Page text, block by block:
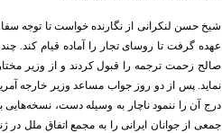
شیخ حسن لنکرانی از نگارنده خواست تا توجه
عهده گرفت تا روسای تجار را آماده قیام کند.
صالح زحمت ترجمه را قبول کردند و از وزیر
نماید. پس از دو روز جواب مساعد وزیر خارجه
درج آن را ننمود ناچار به وسیله دست،
جمعی از جوانان ایرانی را به مجمع اتفاق ملل